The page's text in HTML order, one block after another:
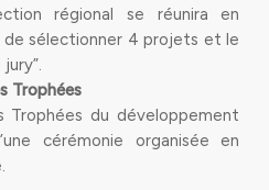
régional se réunira en
de sélectionner 4 projets et le
Trophées
Trophées du développement
cérémonie organisée en